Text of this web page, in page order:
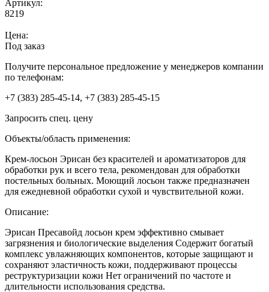
Артикул:
8219
Цена:
Под заказ
Получите персональное предложение у менеджеров компании
по телефонам:
+7 (383) 285-45-14, +7 (383) 285-45-15
Запросить спец. цену
Объекты/область применения:
Крем-лосьон Эрисан без красителей и ароматизаторов для
обработки рук и всего тела, рекомендован для обработки
постельных больных. Моющий лосьон также предназначен
для ежедневной обработки сухой и чувствительной кожи.
Описание:
Эрисан Пресавойд лосьон крем эффективно смывает
загрязнения и биологические выделения Содержит богатый
комплекс увлажняющих компонентов, которые защищают и
сохраняют эластичность кожи, поддерживают процессы
реструктуризации кожи Нет ограничений по частоте и
длительности использования средства.